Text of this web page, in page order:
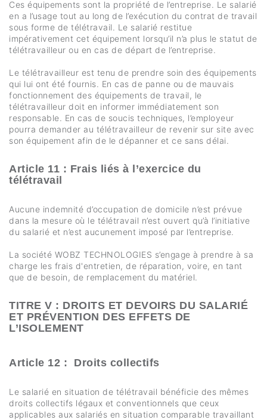
Ces équipements sont la propriété de l’entreprise. Le salarié
en a l’usage tout au long de l’exécution du contrat de travail
sous forme de télétravail. Le salarié restitue
impérativement cet équipement lorsqu’il n’a plus le statut de
télétravailleur ou en cas de départ de l’entreprise.
Le télétravailleur est tenu de prendre soin des équipements
qui lui ont été fournis. En cas de panne ou de mauvais
fonctionnement des équipements de travail, le
télétravailleur doit en informer immédiatement son
responsable. En cas de soucis techniques, l’employeur
pourra demander au télétravailleur de revenir sur site avec
son équipement afin de le dépanner et ce sans délai.
Article 11 : Frais liés à l’exercice du
télétravail
Aucune indemnité d’occupation de domicile n’est prévue
dans la mesure où le télétravail n’est ouvert qu’à l’initiative
du salarié et n’est aucunement imposé par l’entreprise.
La société WOBZ TECHNOLOGIES s’engage à prendre à sa
charge les frais d'entretien, de réparation, voire, en tant
que de besoin, de remplacement du matériel.
TITRE V : DROITS ET DEVOIRS DU SALARIÉ
ET PRÉVENTION DES EFFETS DE
L’ISOLEMENT
Article 12 : Droits collectifs
Le salarié en situation de télétravail bénéficie des mêmes
droits collectifs légaux et conventionnels que ceux
applicables aux salariés en situation comparable travaillant